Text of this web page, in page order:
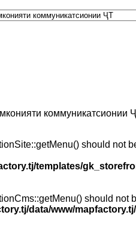
коммуникатсионии
should not
templates/
should not
data/www/